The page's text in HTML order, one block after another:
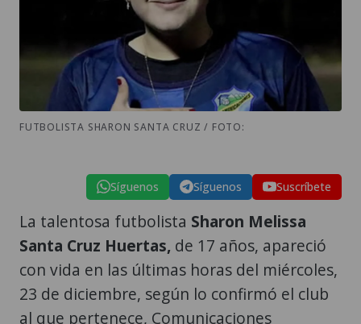
FUTBOLISTA SHARON SANTA CRUZ / FOTO:
Síguenos Síguenos Suscríbete
La talentosa futbolista Sharon Melissa
Santa Cruz Huertas, de 17 años, apareció
con vida en las últimas horas del miércoles,
23 de diciembre, según lo confirmó el club
al que pertenece, Comunicaciones